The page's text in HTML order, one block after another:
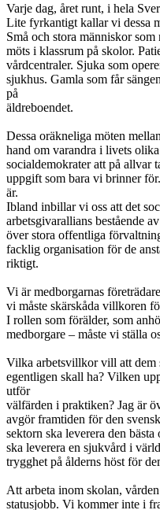
Varje dag, året runt, i hela
Lite fyrkantigt kallar vi dessa
Små och stora människor
möts i klassrum på skolor.
vårdcentraler. Sjuka som
sjukhus. Gamla som får
på
äldreboendet.
Dessa oräkneliga möten
hand om varandra i livets
socialdemokrater att på allvar
uppgift som bara vi brinner
är.
Ibland inbillar vi oss att det
arbetsgivarallians bestående
över stora offentliga
facklig organisation för de
riktigt.
Vi är medborgarnas
vi måste skärskåda villkoren
I rollen som förälder, som
medborgare – måste vi ställa
Vilka arbetsvillkor vill att dem
egentligen skall ha? Vilken
utför
välfärden i praktiken? Jag är
avgör framtiden för den
sektorn ska leverera den
ska leverera en sjukvård i
trygghet på ålderns höst för
Att arbeta inom skolan,
statusjobb. Vi kommer inte i